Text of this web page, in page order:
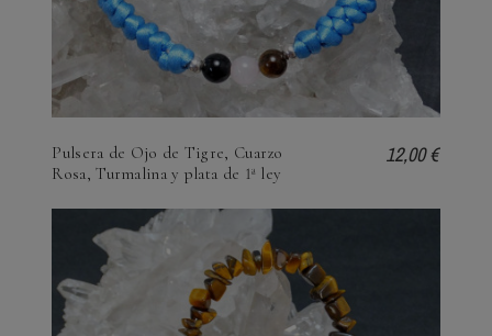
Pulsera de Ojo de Tigre, Cuarzo
Rosa, Turmalina y plata de 1ª ley
12,00 €